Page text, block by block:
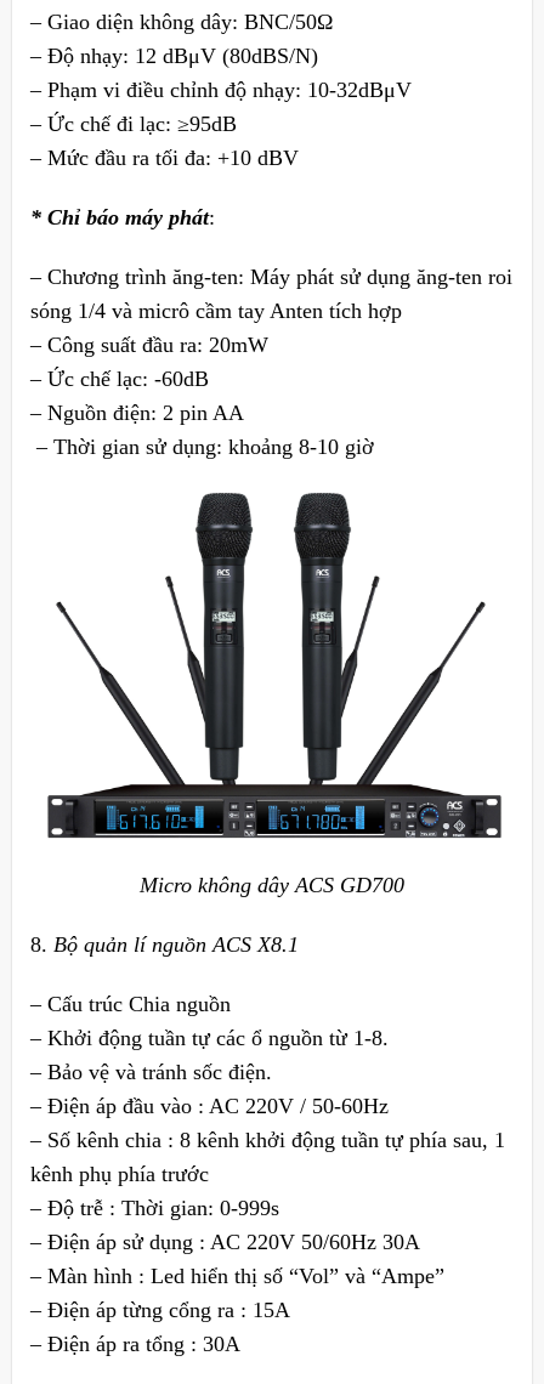
– Giao diện không dây: BNC/50Ω
– Độ nhạy: 12 dBμV (80dBS/N)
– Phạm vi điều chỉnh độ nhạy: 10-32dBμV
– Ức chế đi lạc: ≥95dB
– Mức đầu ra tối đa: +10 dBV
* Chỉ báo máy phát:
– Chương trình ăng-ten: Máy phát sử dụng ăng-ten roi
sóng 1/4 và micrô cầm tay Anten tích hợp
– Công suất đầu ra: 20mW
– Ức chế lạc: -60dB
– Nguồn điện: 2 pin AA
– Thời gian sử dụng: khoảng 8-10 giờ
Micro không dây ACS GD700
8. Bộ quản lí nguồn ACS X8.1
– Cấu trúc Chia nguồn
– Khởi động tuần tự các ổ nguồn từ 1-8.
– Bảo vệ và tránh sốc điện.
– Điện áp đầu vào : AC 220V / 50-60Hz
– Số kênh chia : 8 kênh khởi động tuần tự phía sau, 1
kênh phụ phía trước
– Độ trễ : Thời gian: 0-999s
– Điện áp sử dụng : AC 220V 50/60Hz 30A
– Màn hình : Led hiển thị số “Vol” và “Ampe”
– Điện áp từng cổng ra : 15A
– Điện áp ra tổng : 30A